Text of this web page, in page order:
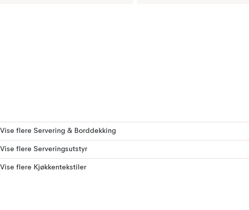
Vise flere Servering & Borddekking
Vise flere Serveringsutstyr
Vise flere Kjøkkentekstiler